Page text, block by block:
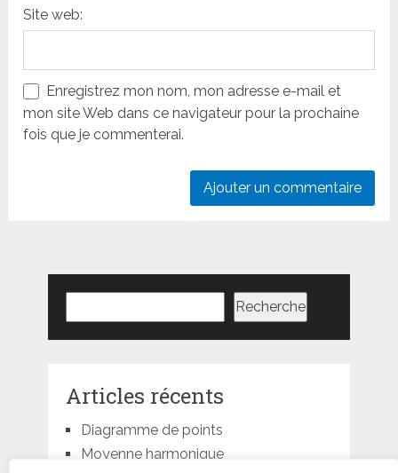
Site web:
Enregistrez mon nom, mon adresse e-mail et
mon site Web dans ce navigateur pour la prochaine
fois que je commenterai.
Recherche
Articles récents
Diagramme de points
Moyenne harmonique